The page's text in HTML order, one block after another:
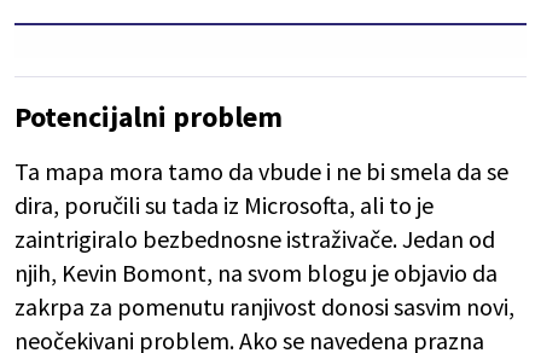
Potencijalni problem
Ta mapa mora tamo da vbude i ne bi smela da se
dira, poručili su tada iz Microsofta, ali to je
zaintrigiralo bezbednosne istraživače. Jedan od
njih, Kevin Bomont, na svom blogu je objavio da
zakrpa za pomenutu ranjivost donosi sasvim novi,
neočekivani problem. Ako se navedena prazna